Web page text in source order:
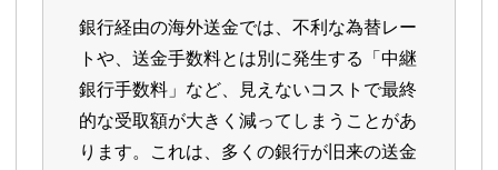
銀行経由の海外送金では、不利な為替レー
トや、送金手数料とは別に発生する「中継
銀行手数料」など、見えないコストで最終
的な受取額が大きく減ってしまうことがあ
ります。これは、多くの銀行が旧来の送金